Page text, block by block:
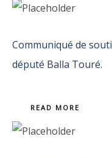
Communiqué de
député Balla Touré.
READ MORE